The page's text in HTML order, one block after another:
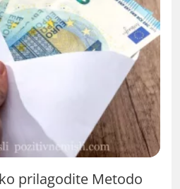
prilagodite Metodo